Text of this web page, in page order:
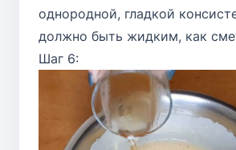
однородной, гладкой
должно быть жидким, как
Шаг 6: